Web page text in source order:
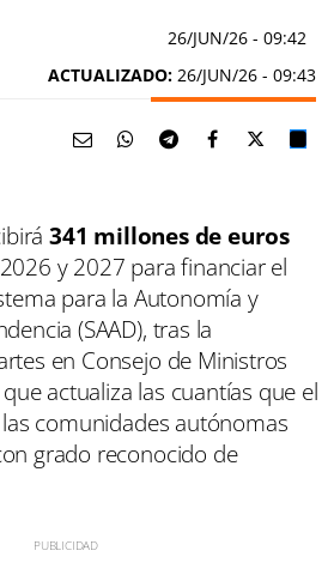
26/JUN/26 - 09:42
ACTUALIZADO: 26/JUN/26 - 09:43
341 millones de euros
y 2027 para financiar el
para la Autonomía y
(SAAD), tras la
en Consejo de Ministros
actualiza las cuantías que el
comunidades autónomas
grado reconocido de